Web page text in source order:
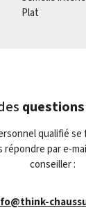
Plat
qualifié se
répondre par e-
conseiller :